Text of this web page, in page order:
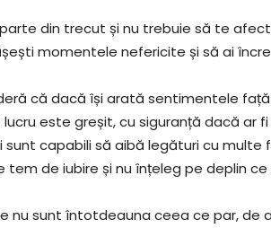
din trecut și nu trebuie să te
momentele nefericite și să ai
că dacă își arată sentimentele
este greșit, cu siguranță dacă ar
sunt capabili să aibă legături cu multe
tem de iubire și nu înțeleg pe deplin
nu sunt întotdeauna ceea ce par,